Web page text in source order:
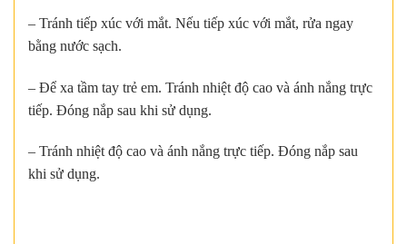
– Tránh tiếp xúc với mắt. Nếu tiếp xúc với mắt, rửa ngay
bằng nước sạch.
– Để xa tầm tay trẻ em. Tránh nhiệt độ cao và ánh nắng trực
tiếp. Đóng nắp sau khi sử dụng.
– Tránh nhiệt độ cao và ánh nắng trực tiếp. Đóng nắp sau
khi sử dụng.